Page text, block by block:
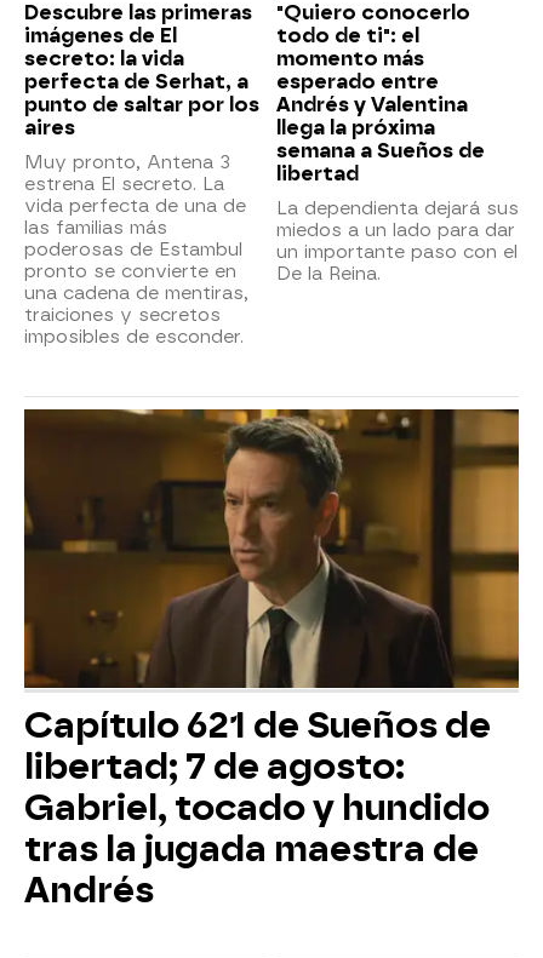
Descubre las primeras
imágenes de El
secreto: la vida
perfecta de Serhat, a
punto de saltar por los
aires
Muy pronto, Antena 3
estrena El secreto. La
vida perfecta de una de
las familias más
poderosas de Estambul
pronto se convierte en
una cadena de mentiras,
traiciones y secretos
imposibles de esconder.
"Quiero conocerlo
todo de ti": el
momento más
esperado entre
Andrés y Valentina
llega la próxima
semana a Sueños de
libertad
La dependienta dejará sus
miedos a un lado para dar
un importante paso con el
De la Reina.
Capítulo 621 de Sueños de
libertad; 7 de agosto:
Gabriel, tocado y hundido
tras la jugada maestra de
Andrés